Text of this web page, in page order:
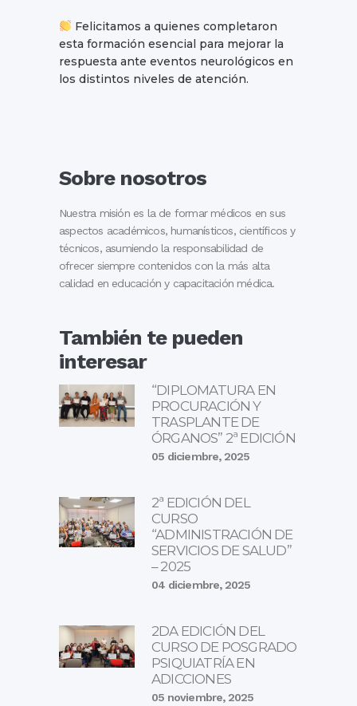
Felicitamos a quienes completaron
esta formación esencial para mejorar la
respuesta ante eventos neurológicos en
los distintos niveles de atención.
Sobre nosotros
Nuestra misión es la de formar médicos en sus
aspectos académicos, humanísticos, científicos y
técnicos, asumiendo la responsabilidad de
ofrecer siempre contenidos con la más alta
calidad en educación y capacitación médica.
También te pueden
interesar
“DIPLOMATURA EN
PROCURACIÓN Y
TRASPLANTE DE
ÓRGANOS” 2ª EDICIÓN
05 diciembre, 2025
2ª EDICIÓN DEL
CURSO
“ADMINISTRACIÓN DE
SERVICIOS DE SALUD”
– 2025
04 diciembre, 2025
2DA EDICIÓN DEL
CURSO DE POSGRADO
PSIQUIATRÍA EN
ADICCIONES
05 noviembre, 2025